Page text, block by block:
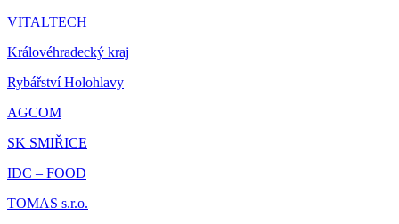
VITALTECH
Královéhradecký kraj
Rybářství Holohlavy
AGCOM
SK SMIŘICE
IDC – FOOD
TOMAS s.r.o.